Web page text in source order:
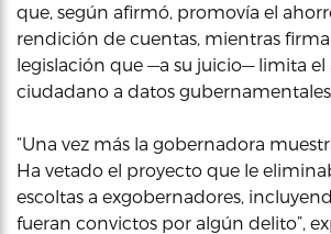
que, según afirmó, promovía el
rendición de cuentas, mientras
legislación que —a su juicio— limita el
ciudadano a datos
“Una vez más la gobernadora
Ha vetado el proyecto que le
escoltas a exgobernadores,
fueran convictos por algún delito”,